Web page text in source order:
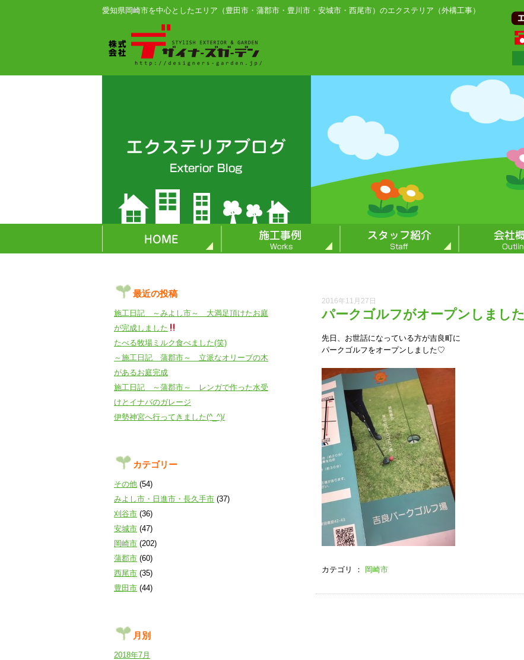
愛知県岡崎市を中心としたエリア（豊田市・蒲郡市・豊川市・安城市・西尾市）のエクステリア（外構工事）
2016年11月27日
パークゴルフがオープンしました
先日、お世話になっている方が吉良町に
パークゴルフをオープンしました♡
カテゴリ ： 岡崎市
最近の投稿
施工日記 ～みよし市～ 大満足頂けたお庭
が完成しました
たべる牧場ミルク食べました(笑)
～施工日記 蒲郡市～ 立派なオリーブの木
があるお庭完成
施工日記 ～蒲郡市～ レンガで作った水受
けとイナバのガレージ
伊勢神宮へ行ってきました(^_^)/
カテゴリー
その他 (54)
みよし市・日進市・長久手市 (37)
刈谷市 (36)
安城市 (47)
岡崎市 (202)
蒲郡市 (60)
西尾市 (35)
豊田市 (44)
月別
2018年7月